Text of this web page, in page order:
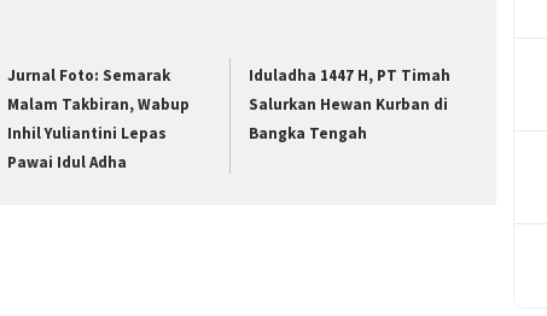
Jurnal Foto: Semarak
Malam Takbiran, Wabup
Inhil Yuliantini Lepas
Pawai Idul Adha
Iduladha 1447 H, PT Timah
Salurkan Hewan Kurban di
Bangka Tengah